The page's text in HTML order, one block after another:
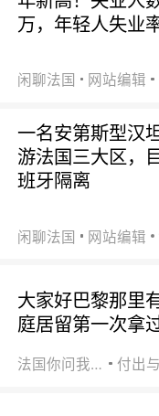
万，年轻人失业
闲聊法国 网站编辑
一名安第斯型汉
游法国三大区，
班牙隔离
闲聊法国 网站编辑
大家好巴黎那里
庭居留第一次拿
法国你问我答 付出